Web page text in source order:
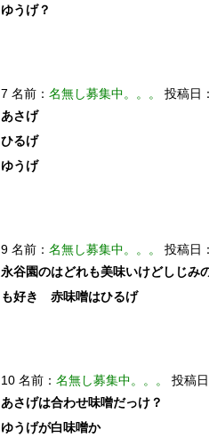
ゆうげ？
7 名前： 名無し募集中。。。
投稿日
あさげ
ひるげ
ゆうげ
9 名前： 名無し募集中。。。
投稿日
永谷園のはどれも美味いけどしじみ
も好き　赤味噌はひるげ
10 名前： 名無し募集中。。。
投稿
あさげは合わせ味噌だっけ？
ゆうげが白味噌か